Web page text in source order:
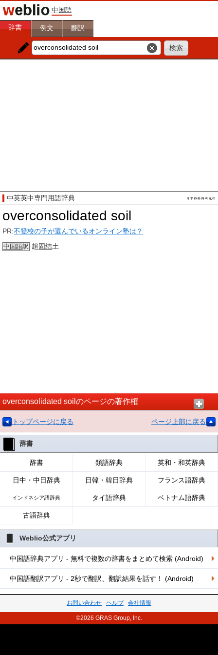
中国語
辞書 例文 翻訳
中英英中専門用語辞典
overconsolidated soil
PR:不登校の子が選んでいるオンライン塾は？
中国語訳 超 固结土
overconsolidated soilのページの著作権
トップページに戻る ページ上部に戻る
辞書
辞書 類語辞典 英和・和英辞典
日中・中日辞典 日韓・韓日辞典 フランス語辞典
インドネシア語辞典 タイ語辞典 ベトナム語辞典
古語辞典
Weblio公式アプリ
中国語辞典アプリ - 無料で複数の辞書をまとめて検索 (Android)
中国語翻訳アプリ - 2秒で翻訳、翻訳結果を話す！ (Android)
お問い合わせ ヘルプ 会社情報
©2026 GRAS Group, Inc.